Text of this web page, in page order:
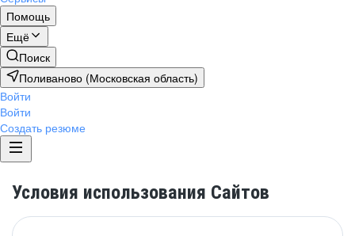
Помощь
Ещё
Поиск
Поливаново (Московская область)
Войти
Войти
Создать резюме
Условия использования Сайтов